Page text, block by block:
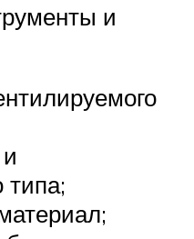
и
типа;